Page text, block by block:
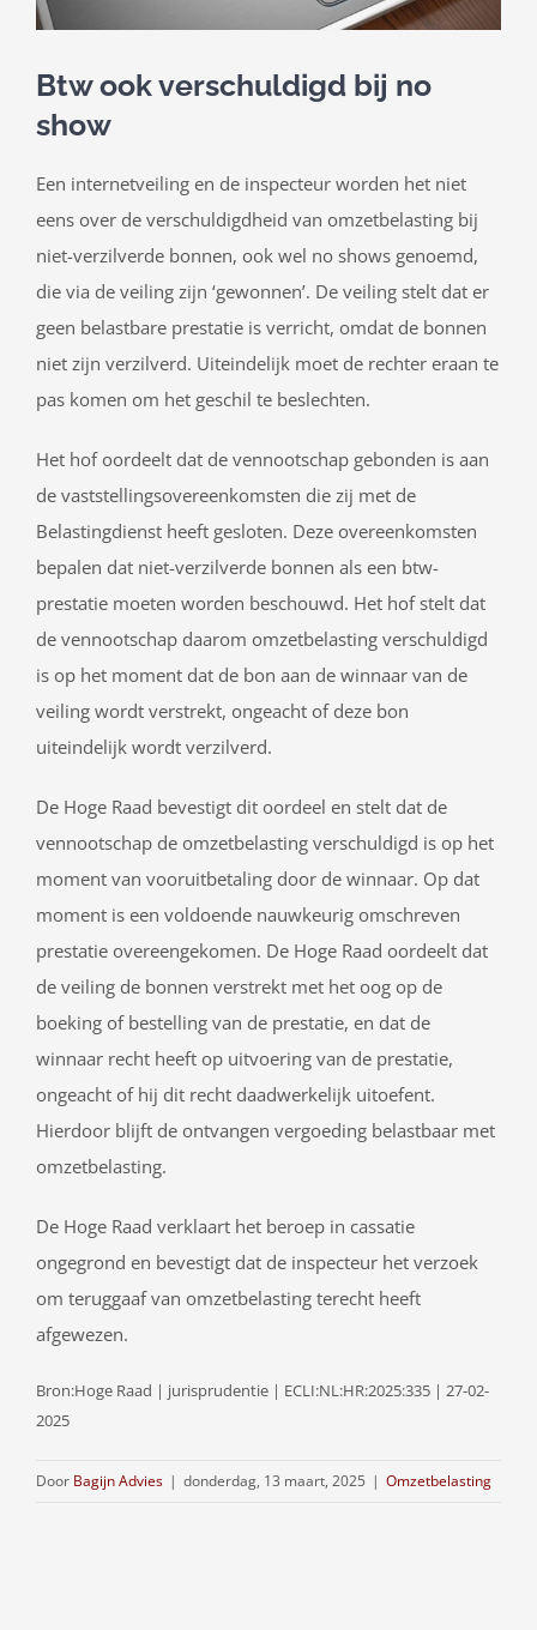
Btw ook verschuldigd bij no
show
Een internetveiling en de inspecteur worden het niet
eens over de verschuldigdheid van omzetbelasting bij
niet-verzilverde bonnen, ook wel no shows genoemd,
die via de veiling zijn ‘gewonnen’. De veiling stelt dat er
geen belastbare prestatie is verricht, omdat de bonnen
niet zijn verzilverd. Uiteindelijk moet de rechter eraan te
pas komen om het geschil te beslechten.
Het hof oordeelt dat de vennootschap gebonden is aan
de vaststellingsovereenkomsten die zij met de
Belastingdienst heeft gesloten. Deze overeenkomsten
bepalen dat niet-verzilverde bonnen als een btw-
prestatie moeten worden beschouwd. Het hof stelt dat
de vennootschap daarom omzetbelasting verschuldigd
is op het moment dat de bon aan de winnaar van de
veiling wordt verstrekt, ongeacht of deze bon
uiteindelijk wordt verzilverd.
De Hoge Raad bevestigt dit oordeel en stelt dat de
vennootschap de omzetbelasting verschuldigd is op het
moment van vooruitbetaling door de winnaar. Op dat
moment is een voldoende nauwkeurig omschreven
prestatie overeengekomen. De Hoge Raad oordeelt dat
de veiling de bonnen verstrekt met het oog op de
boeking of bestelling van de prestatie, en dat de
winnaar recht heeft op uitvoering van de prestatie,
ongeacht of hij dit recht daadwerkelijk uitoefent.
Hierdoor blijft de ontvangen vergoeding belastbaar met
omzetbelasting.
De Hoge Raad verklaart het beroep in cassatie
ongegrond en bevestigt dat de inspecteur het verzoek
om teruggaaf van omzetbelasting terecht heeft
afgewezen.
Bron:Hoge Raad | jurisprudentie | ECLI:NL:HR:2025:335 | 27-02-
2025
Door Bagijn Advies | donderdag, 13 maart, 2025 | Omzetbelasting